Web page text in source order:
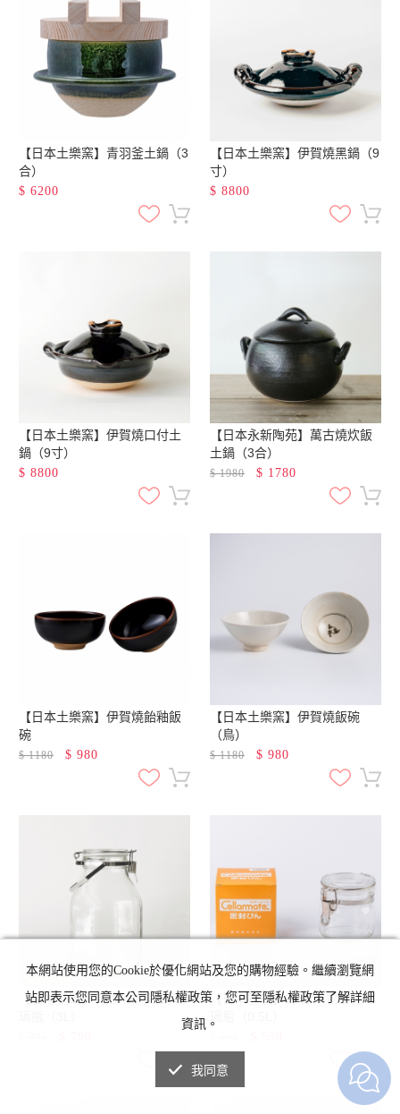
【日本土樂窯】青羽釜土鍋（3
合）
$ 6200
【日本土樂窯】伊賀燒黑鍋（9
寸）
$ 8800
【日本土樂窯】伊賀燒口付土
鍋（9寸）
$ 8800
【日本永新陶苑】萬古燒炊飯
土鍋（3合）
$1980 $ 1780
【日本土樂窯】伊賀燒飴釉飯
碗
$1180 $ 980
【日本土樂窯】伊賀燒飯碗
（鳥）
$1180 $ 980
【日本星硝】梅酒/漬物密封玻
【日本星硝】梅酒/漬物密封玻
本網站使用您的Cookie於優化網站及您的購物經驗。繼續瀏覽網
站即表示您同意本公司隱私權政策，您可至隱私權政策了解詳細
資訊。
我同意